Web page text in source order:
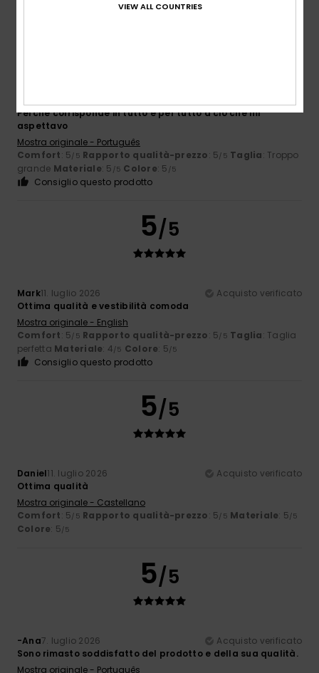
Perché corrisponde in tutto e per tutto a ciò che mi
aspettavo
Mostra originale - Português
Comfort: 5/5 Rapporto qualità-prezzo: 5/5 Taglia: Troppo
grande Materiale: 5 /5 Colore: 5 /5
Consiglio questo prodotto
5/5
Mark11. luglio 2026
Acquisto verificato
Ottima qualità e vestibilità comoda
Mostra originale - English
Comfort: 5/5 Rapporto qualità-prezzo: 5/5 Taglia: Taglia
perfetta Materiale: 4/5 Colore: 5/5
Consiglio questo prodotto
5/5
Daniel11. luglio 2026
Acquisto verificato
Ottima qualità
Mostra originale - Castellano
Comfort: 5/5 Rapporto qualità-prezzo: 5/5 Materiale: 5/5
Colore: 5/5
5/5
-Ana7. luglio 2026
Acquisto verificato
Sono rimasto soddisfatto del prodotto e della sua qualità.
Mostra originale - Português
VIEW ALL COUNTRIES